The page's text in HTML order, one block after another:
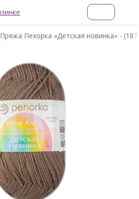
Пряжа Пехорка «Детская новинка» -